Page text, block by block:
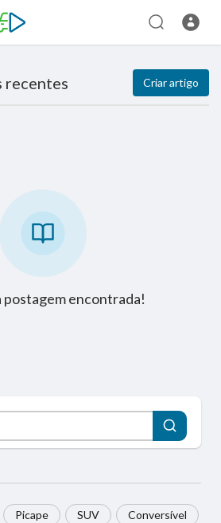
recentes Criar artigo
postagem encontrada!
Picape SUV Conversível